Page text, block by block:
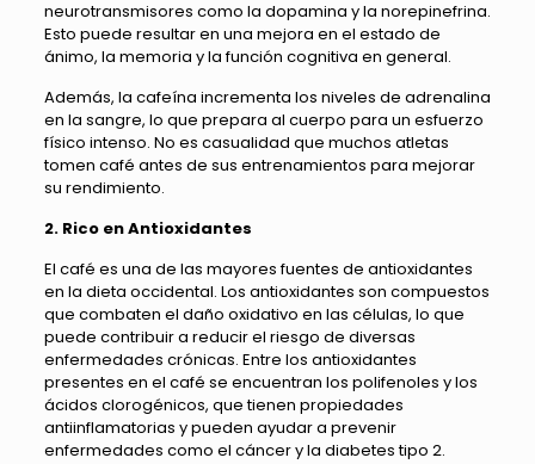
neurotransmisores como la dopamina y la norepinefrina.
Esto puede resultar en una mejora en el estado de
ánimo, la memoria y la función cognitiva en general.
Además, la cafeína incrementa los niveles de adrenalina
en la sangre, lo que prepara al cuerpo para un esfuerzo
físico intenso. No es casualidad que muchos atletas
tomen café antes de sus entrenamientos para mejorar
su rendimiento.
2. Rico en Antioxidantes
El café es una de las mayores fuentes de antioxidantes
en la dieta occidental. Los antioxidantes son compuestos
que combaten el daño oxidativo en las células, lo que
puede contribuir a reducir el riesgo de diversas
enfermedades crónicas. Entre los antioxidantes
presentes en el café se encuentran los polifenoles y los
ácidos clorogénicos, que tienen propiedades
antiinflamatorias y pueden ayudar a prevenir
enfermedades como el cáncer y la diabetes tipo 2.